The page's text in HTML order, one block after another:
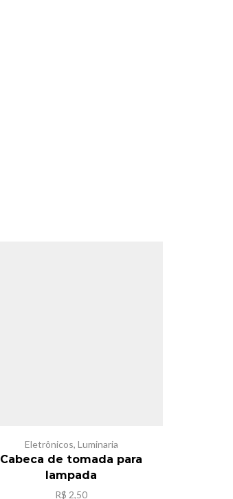
Eletrônicos, Luminaria
Cabeca de tomada para
lampada
R$ 2,50